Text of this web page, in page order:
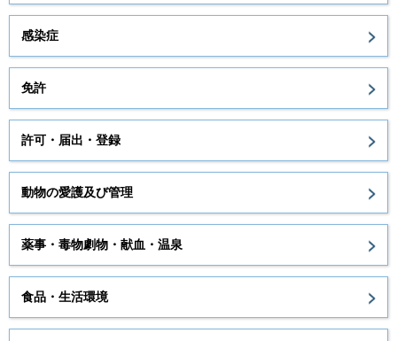
感染症
免許
許可・届出・登録
動物の愛護及び管理
薬事・毒物劇物・献血・温泉
食品・生活環境